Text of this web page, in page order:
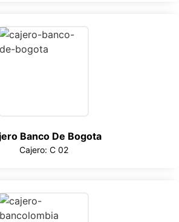
Banco De Bogota
Cajero: C 02